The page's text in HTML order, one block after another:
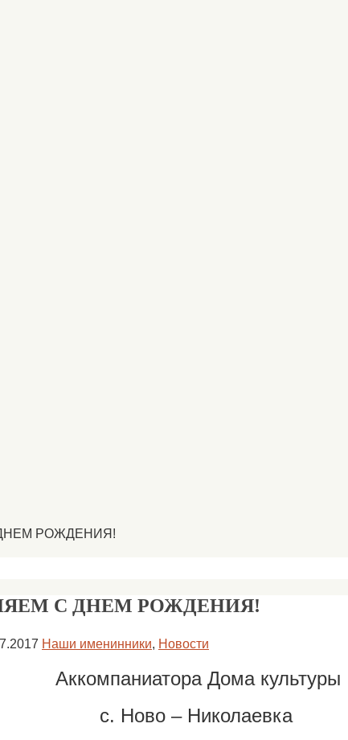
РОЖДЕНИЯ!
С ДНЕМ РОЖДЕНИЯ!
Наши именинники, Новости
Аккомпаниатора Дома культуры
с. Ново – Николаевка